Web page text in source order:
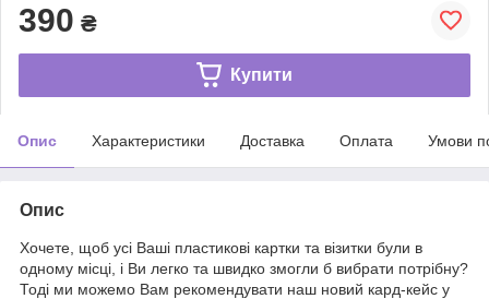
390 ₴
Купити
Опис Характеристики Доставка Оплата Умови
Опис
Хочете, щоб усі Ваші пластикові картки та візитки були в
одному місці, і Ви легко та швидко змогли б вибрати потрібну?
Тоді ми можемо Вам рекомендувати наш новий кард-кейс у